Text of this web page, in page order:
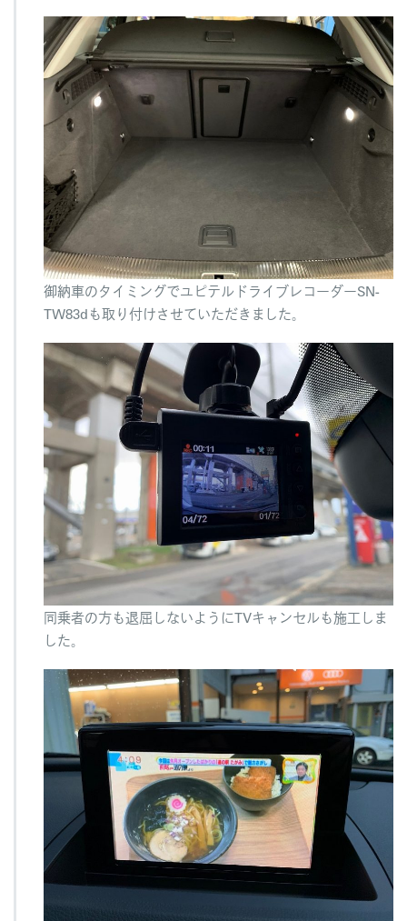
御納車のタイミングでユピテルドライブレコーダーSN-
TW83dも取り付けさせていただきました。
同乗者の方も退屈しないようにTVキャンセルも施工しま
した。